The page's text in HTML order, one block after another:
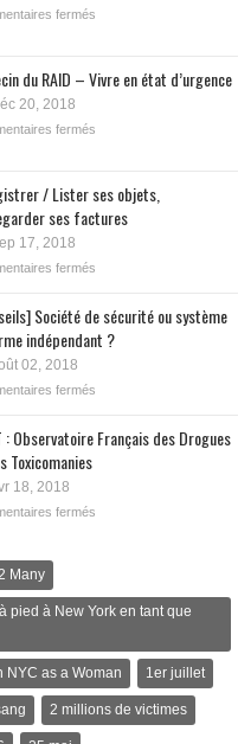
fermés
du RAID – Vivre en état d’urgence
20, 2018
fermés
/ Lister ses objets,
ses factures
17, 2018
fermés
Société de sécurité ou système
indépendant ?
02, 2018
fermés
: Observatoire Français des Drogues
Toxicomanies
18, 2018
fermés
Many
pied à New York en tant que
NYC as a Woman 1er juillet
2 millions de victimes